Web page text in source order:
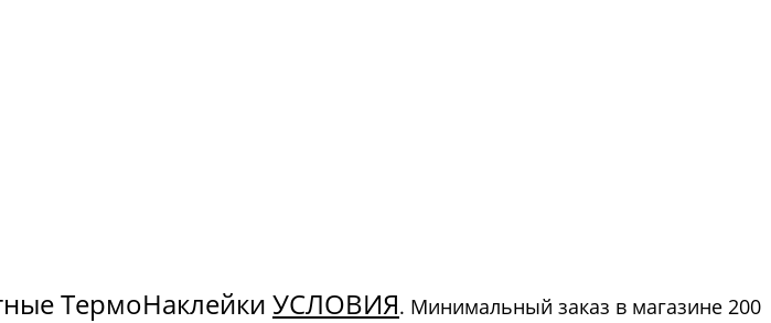
ТермоНаклейки УСЛОВИЯ. Минимальный заказ в магазине 200